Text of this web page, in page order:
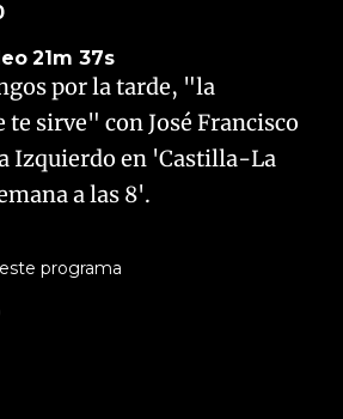
21m 37s
por la tarde, "la
sirve" con José Francisco
Izquierdo en 'Castilla-La
a las 8'.
programa